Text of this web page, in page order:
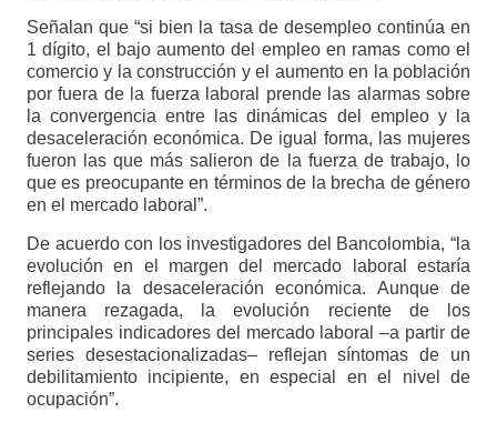
Señalan que “si bien la tasa de desempleo continúa en
1 dígito, el bajo aumento del empleo en ramas como el
comercio y la construcción y el aumento en la población
por fuera de la fuerza laboral prende las alarmas sobre
la convergencia entre las dinámicas del empleo y la
desaceleración económica. De igual forma, las mujeres
fueron las que más salieron de la fuerza de trabajo, lo
que es preocupante en términos de la brecha de género
en el mercado laboral”.
De acuerdo con los investigadores del Bancolombia, “la
evolución en el margen del mercado laboral estaría
reflejando la desaceleración económica. Aunque de
manera rezagada, la evolución reciente de los
principales indicadores del mercado laboral –a partir de
series desestacionalizadas‒ reflejan síntomas de un
debilitamiento incipiente, en especial en el nivel de
ocupación”.